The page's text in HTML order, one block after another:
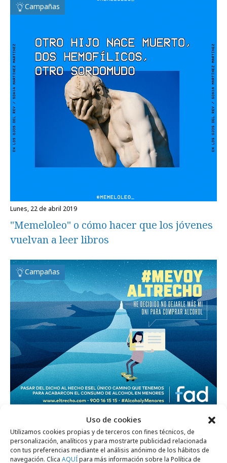
Uso de cookies
Utilizamos cookies propias y de terceros con fines técnicos, de
personalización, analíticos y para mostrarte publicidad relacionada
con tus preferencias mediante el análisis anónimo de los hábitos de
navegación. Clica AQUÍpara más información sobre la Política de
Campañas
lunes, 22 de abril 2019
"Memeloleo" o cómo hacer que los jóvenes
vuelvan a leer libros
Campañas
"Bienvenidos al Trecho", contra el consumo
de alcohol en menores